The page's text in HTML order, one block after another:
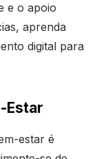
e o apoio
aprenda
digital para
Estar
estar é